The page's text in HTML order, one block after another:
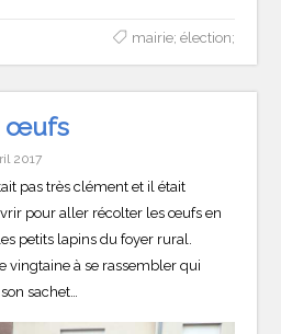
mairie; élection;
œufs
2017
pas très clément et il était
pour aller récolter les œufs en
petits lapins du foyer rural.
vingtaine à se rassembler qui
sachet…